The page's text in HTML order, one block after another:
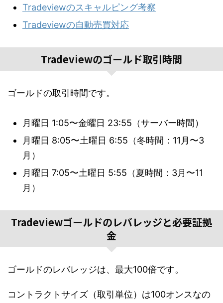
Tradeviewのスキャルピング考察
Tradeviewの自動売買対応
Tradeviewのゴールド取引時間
ゴールドの取引時間です。
月曜日 1:05〜金曜日 23:55（サーバー時間）
月曜日 8:05〜土曜日 6:55（冬時間：11月〜3
月）
月曜日 7:05〜土曜日 5:55（夏時間：3月〜11
月）
Tradeviewゴールドのレバレッジと必要証拠
金
ゴールドのレバレッジは、最大100倍です。
コントラクトサイズ（取引単位）は100オンスなの